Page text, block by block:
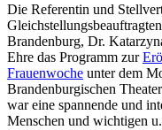
Die Referentin und
Brandenburg, Dr.
Ehre das Programm zur
Frauenwoche unter dem
Brandenburgischen
war eine spannende und
Menschen und wichtigen